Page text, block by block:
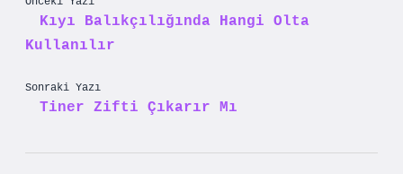
Kıyı Balıkçılığında Hangi Olta
Kullanılır
Sonraki Yazı
Tiner Zifti Çıkarır Mı